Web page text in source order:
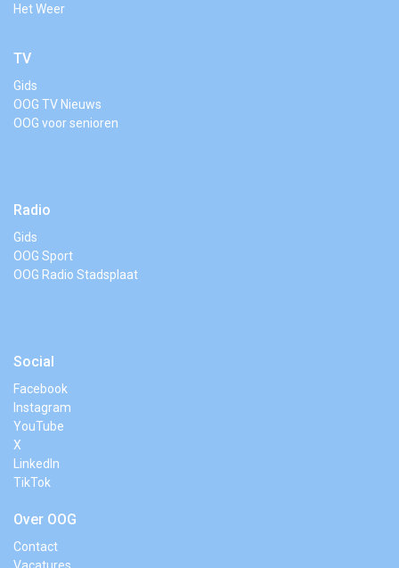
Het Weer
TV
Gids
OOG TV Nieuws
OOG voor senioren
Radio
Gids
OOG Sport
OOG Radio Stadsplaat
Social
Facebook
Instagram
YouTube
X
LinkedIn
TikTok
Over OOG
Contact